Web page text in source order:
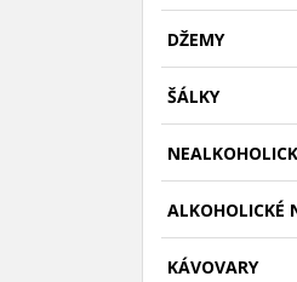
DŽEMY
ŠÁLKY
ALKOHOLICKÉ
KÁVOVARY